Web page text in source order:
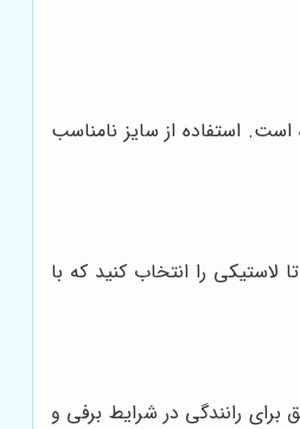
استفاده از سایز نامناسب
را انتخاب کنید که با
رانندگی در شرایط برفی و